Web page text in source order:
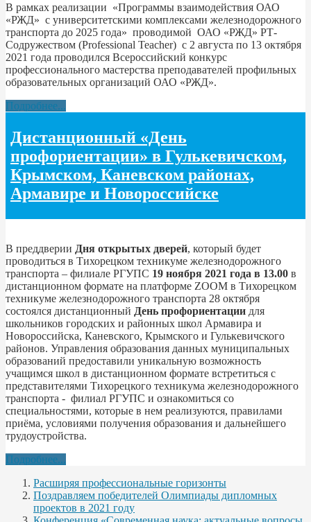
В рамках реализации «Программы взаимодействия ОАО
«РЖД» с университетскими комплексами железнодорожного
транспорта до 2025 года» проводимой ОАО «РЖД» РТ-
Содружеством (Professional Teacher) с 2 августа по 13 октября
2021 года проводился Всероссийский конкурс
профессионального мастерства преподавателей профильных
образовательных организаций ОАО «РЖД».
Подробнее...
Дистанционный «День
профориентации» в Гулькевичском,
Крымском, Каневском районах,
Армавире и Новороссийске
В преддверии Дня открытых дверей, который будет
проводиться в Тихорецком техникуме железнодорожного
транспорта – филиале РГУПС 19 ноября 2021 года в 13.00 в
дистанционном формате на платформе ZOOM в Тихорецком
техникуме железнодорожного транспорта 28 октября
состоялся дистанционный День профориентации для
школьников городских и районных школ Армавира и
Новороссийска, Каневского, Крымского и Гулькевичского
районов. Управления образования данных муниципальных
образований предоставили уникальную возможность
учащимся школ в дистанционном формате встретиться с
представителями Тихорецкого техникума железнодорожного
транспорта - филиал РГУПС и ознакомиться со
специальностями, которые в нем реализуются, правилами
приёма, условиями получения образования и дальнейшего
трудоустройства.
Подробнее...
Расширяя профессиональные горизонты
Поздравляем победителей Олимпиады дипломных
проектов в 2021 году